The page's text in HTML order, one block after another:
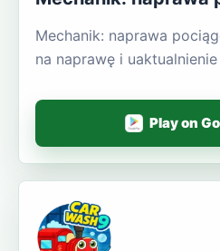
Mechanik: naprawa
na naprawę i
Play on